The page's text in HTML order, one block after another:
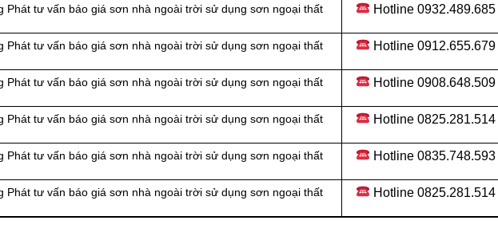
Phát tư vấn báo giá sơn nhà ngoài trời sử dụng sơn ngoại thất
Hotline 0932.489.685
Phát tư vấn báo giá sơn nhà ngoài trời sử dụng sơn ngoại thất
Hotline 0912.655.679
Phát tư vấn báo giá sơn nhà ngoài trời sử dụng sơn ngoại thất
Hotline 0908.648.509
Phát tư vấn báo giá sơn nhà ngoài trời sử dụng sơn ngoại thất
Hotline 0825.281.514
Phát tư vấn báo giá sơn nhà ngoài trời sử dụng sơn ngoại thất
Hotline 0835.748.593
Phát tư vấn báo giá sơn nhà ngoài trời sử dụng sơn ngoại thất
Hotline 0825.281.514